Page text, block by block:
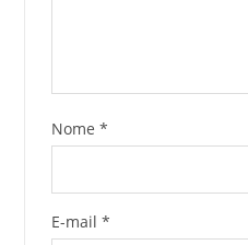
Nome *
E-mail *